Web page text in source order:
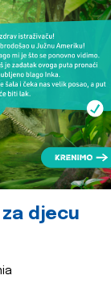
za djecu